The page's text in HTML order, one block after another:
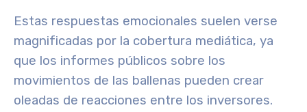
Estas respuestas emocionales suelen verse
magnificadas por la cobertura mediática, ya
que los informes públicos sobre los
movimientos de las ballenas pueden crear
oleadas de reacciones entre los inversores.